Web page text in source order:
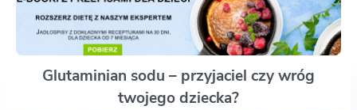
Glutaminian sodu – przyjaciel czy wróg
twojego dziecka?